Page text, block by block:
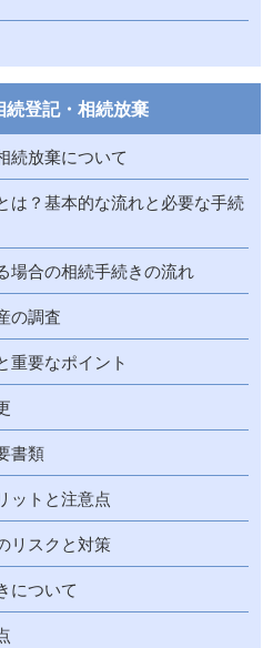
続登記・相続放棄
続放棄について
は？基本的な流れと必要な手続
場合の相続手続きの流れ
の調査
重要なポイント
書類
ットと注意点
リスクと対策
について